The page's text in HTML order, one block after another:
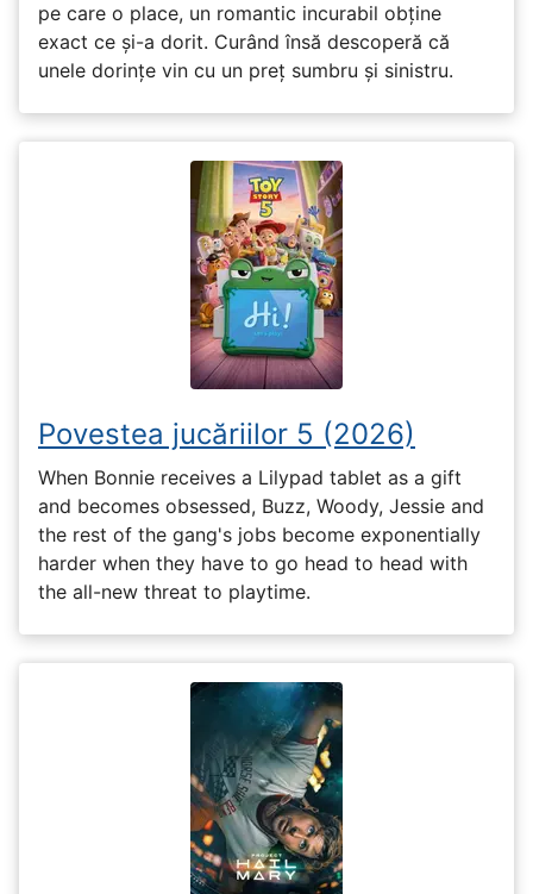
pe care o place, un romantic incurabil obține
exact ce și-a dorit. Curând însă descoperă că
unele dorințe vin cu un preț sumbru și sinistru.
Povestea jucăriilor 5 (2026)
When Bonnie receives a Lilypad tablet as a gift
and becomes obsessed, Buzz, Woody, Jessie and
the rest of the gang's jobs become exponentially
harder when they have to go head to head with
the all-new threat to playtime.